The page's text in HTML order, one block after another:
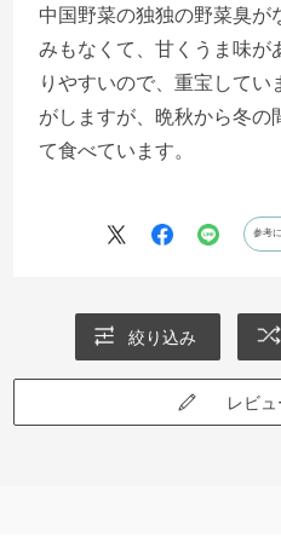
中国野菜の独独の野菜臭が
みもなくて、甘くうま味が
りやすいので、重宝して
がしますが、晩秋から冬の
て食べています。
参考
絞り込み
レビュ